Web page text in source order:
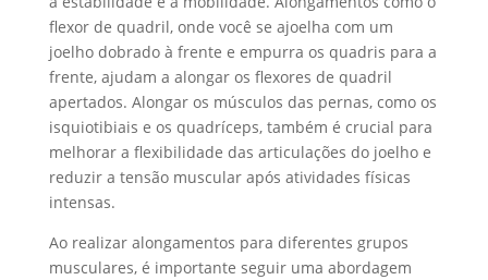
flexor de quadril, onde você se ajoelha com um
joelho dobrado à frente e empurra os quadris para a
frente, ajudam a alongar os flexores de quadril
apertados. Alongar os músculos das pernas, como os
isquiotibiais e os quadríceps, também é crucial para
melhorar a flexibilidade das articulações do joelho e
reduzir a tensão muscular após atividades físicas
intensas.
Ao realizar alongamentos para diferentes grupos
musculares, é importante seguir uma abordagem